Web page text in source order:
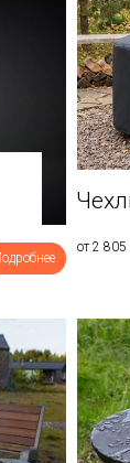
от 2 805